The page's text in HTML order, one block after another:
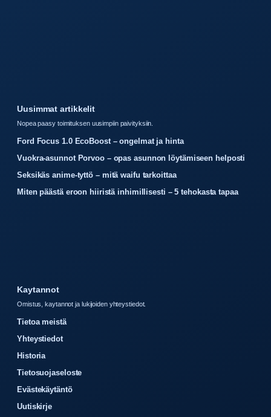
Uusimmat artikkelit
Nopea paasy toimituksen uusimpiin paivityksiin.
Ford Focus 1.0 EcoBoost – ongelmat ja hinta
Vuokra-asunnot Porvoo – opas asunnon löytämiseen helposti
Seksikäs anime-tyttö – mitä waifu tarkoittaa
Miten päästä eroon hiiristä inhimillisesti – 5 tehokasta tapaa
Kaytannot
Omistus, kaytannot ja lukijoiden yhteystiedot.
Tietoa meistä
Yhteystiedot
Historia
Tietosuojaseloste
Evästekäytäntö
Uutiskirje